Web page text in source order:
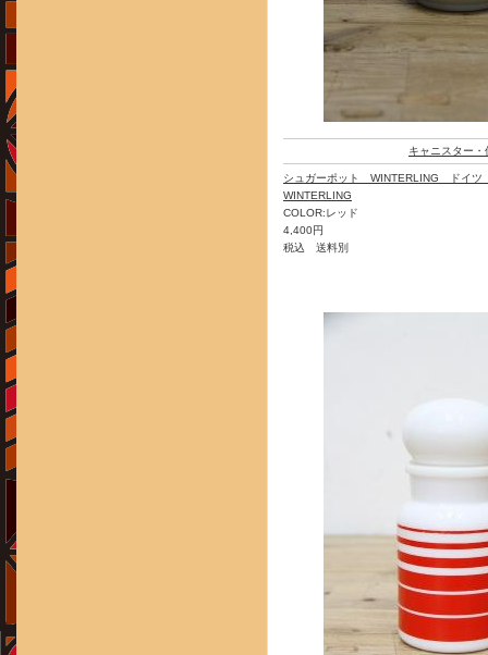
キャニスター・
シュガーポット WINTERLING ドイツ
WINTERLING
COLOR:レッド
4,400円
税込 送料別